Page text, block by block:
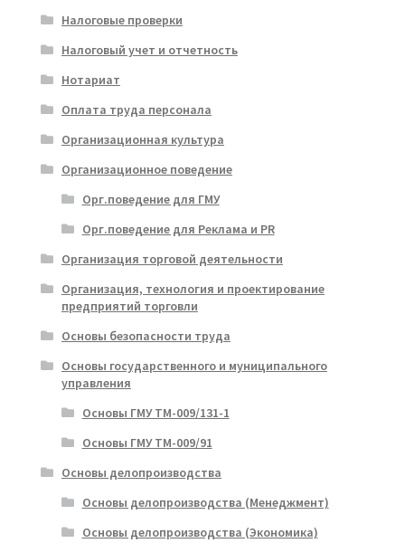
Налоговые проверки
Налоговый учет и отчетность
Нотариат
Оплата труда персонала
Организационная культура
Организационное поведение
Орг.поведение для ГМУ
Орг.поведение для Реклама и PR
Организация торговой деятельности
Организация, технология и проектирование
предприятий торговли
Основы безопасности труда
Основы государственного и муниципального
управления
Основы ГМУ ТМ-009/131-1
Основы ГМУ ТМ-009/91
Основы делопроизводства
Основы делопроизводства (Менеджмент)
Основы делопроизводства (Экономика)